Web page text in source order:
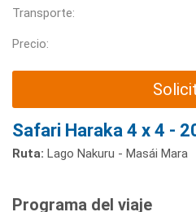
Transporte:
Precio:
Safari Haraka 4 x 4 -
Ruta: Lago Nakuru - Masái Mara
Programa del viaje